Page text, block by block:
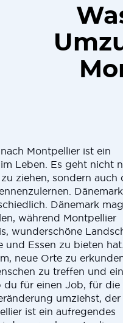
Montpellier ist ein
Leben. Es geht nicht
ziehen, sondern auch
Dänemark
während Montpellier
wunderschöne
und Essen zu bieten
neue Orte zu
zu treffen und
du für einen Job, für die
umziehst,
ist ein aufregendes